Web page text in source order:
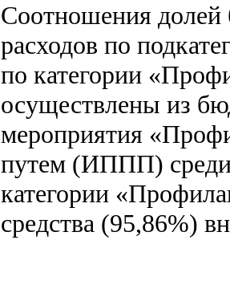
Соотношения
расходов по
по категории
осуществлены из
мероприятия
путем (ИППП) среди
категории
средства (95,86%)